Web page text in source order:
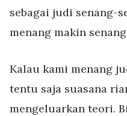
sebagai judi senang-
menang makin
Kalau kami menang
tentu saja suasana
mengeluarkan teori.